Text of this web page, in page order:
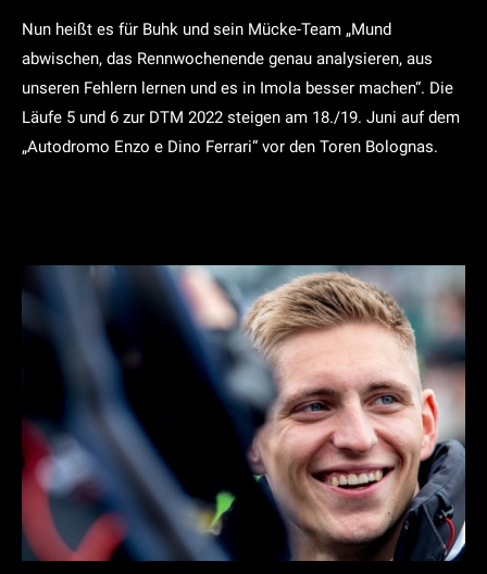
Nun heißt es für Buhk und sein Mücke-Team „Mund
abwischen, das Rennwochenende genau analysieren, aus
unseren Fehlern lernen und es in Imola besser machen“. Die
Läufe 5 und 6 zur DTM 2022 steigen am 18./19. Juni auf dem
„Autodromo Enzo e Dino Ferrari“ vor den Toren Bolognas.